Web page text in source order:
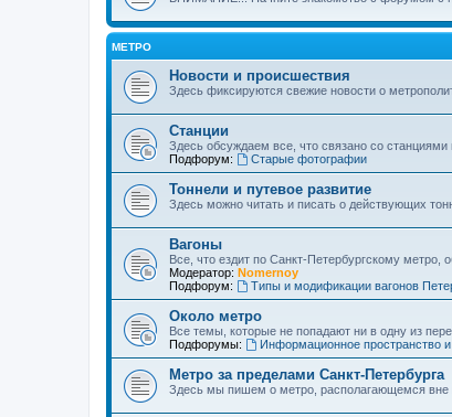
МЕТРО
Новости и происшествия
Здесь фиксируются свежие новости о
Станции
Здесь обсуждаем все, что связано со
Подфорум:
Старые фотографии
Тоннели и путевое развитие
Здесь можно читать и писать о действующих
Вагоны
Все, что ездит по Санкт-Петербургскому метро,
Модератор: Nomernoy
Подфорум:
Типы и модификации вагонов
Около метро
Все темы, которые не попадают ни в одну из
Подфорумы:
Информационное пространство и
Метро за пределами Санкт-Петербурга
Здесь мы пишем о метро, располагающемся вне